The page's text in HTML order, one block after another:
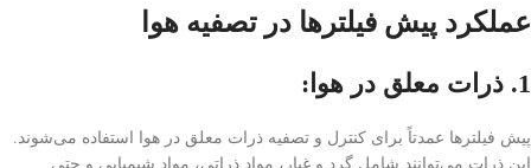
عملکرد پیش فیلترها در تصفیه هوا
1. ذرات معلق در هوا:
پیش فیلترها عمدتاً برای کنترل و تصفیه ذرات معلق در هوا استفاده می‌شوند.
این ذرات می‌توانند شامل گرد و غبار، مواد ذراتی، مواد شیمیایی و حتی